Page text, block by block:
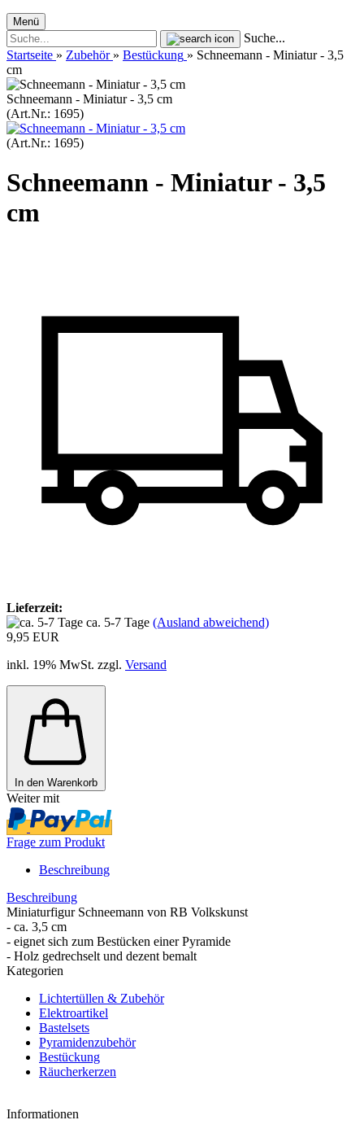
Menü
Suche...
Startseite » Zubehör » Bestückung » Schneemann - Miniatur - 3,5
cm
Schneemann - Miniatur - 3,5 cm
(Art.Nr.: 1695)
(Art.Nr.: 1695)
Schneemann - Miniatur - 3,5
cm
Lieferzeit:
ca. 5-7 Tage (Ausland abweichend)
9,95 EUR
inkl. 19% MwSt. zzgl. Versand
In den Warenkorb
Weiter mit
Frage zum Produkt
Beschreibung
Beschreibung
Miniaturfigur Schneemann von RB Volkskunst
- ca. 3,5 cm
- eignet sich zum Bestücken einer Pyramide
- Holz gedrechselt und dezent bemalt
Kategorien
Lichtertüllen & Zubehör
Elektroartikel
Bastelsets
Pyramidenzubehör
Bestückung
Räucherkerzen
Informationen